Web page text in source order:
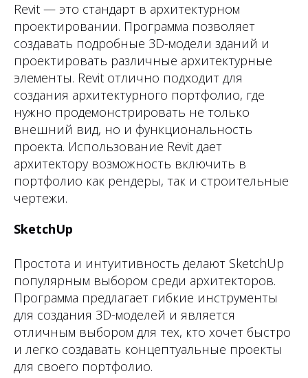
Revit — это стандарт в архитектурном
проектировании. Программа позволяет
создавать подробные 3D-модели зданий и
проектировать различные архитектурные
элементы. Revit отлично подходит для
создания архитектурного портфолио, где
нужно продемонстрировать не только
внешний вид, но и функциональность
проекта. Использование Revit дает
архитектору возможность включить в
портфолио как рендеры, так и строительные
чертежи.
SketchUp
Простота и интуитивность делают SketchUp
популярным выбором среди архитекторов.
Программа предлагает гибкие инструменты
для создания 3D-моделей и является
отличным выбором для тех, кто хочет быстро
и легко создавать концептуальные проекты
для своего портфолио.